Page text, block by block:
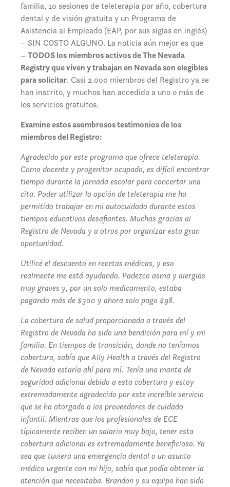
familia, 10 sesiones de teleterapia por año, cobertura
dental y de visión gratuita y un Programa de
Asistencia al Empleado (EAP, por sus siglas en inglés)
– SIN COSTO ALGUNO. La noticia aún mejor es que
– TODOS los miembros activos de The Nevada
Registry que viven y trabajan en Nevada son elegibles
para solicitar. Casi 2.000 miembros del Registro ya se
han inscrito, y muchos han accedido a uno o más de
los servicios gratuitos.
Examine estos asombrosos testimonios de los
miembros del Registro:
Agradecido por este programa que ofrece teleterapia.
Como docente y progenitor ocupado, es difícil encontrar
tiempo durante la jornada escolar para concertar una
cita. Poder utilizar la opción de teleterapia me ha
permitido trabajar en mi autocuidado durante estos
tiempos educativos desafiantes. Muchas gracias al
Registro de Nevada y a otros por organizar esta gran
oportunidad.
Utilicé el descuento en recetas médicas, y eso
realmente me está ayudando. Padezco asma y alergias
muy graves y, por un solo medicamento, estaba
pagando más de $300 y ahora solo pago $98.
La cobertura de salud proporcionada a través del
Registro de Nevada ha sido una bendición para mí y mi
familia. En tiempos de transición, donde no teníamos
cobertura, sabía que Ally Health a través del Registro
de Nevada estaría ahí para mí. Tenía una manta de
seguridad adicional debido a esta cobertura y estoy
extremadamente agradecido por este increíble servicio
que se ha otorgado a los proveedores de cuidado
infantil. Mientras que los profesionales de ECE
típicamente reciben un salario muy bajo, tener esta
cobertura adicional es extremadamente beneficioso. Ya
sea que tuviera una emergencia dental o un asunto
médico urgente con mi hijo, sabía que podía obtener la
atención que necesitaba. Brandon y su equipo han sido